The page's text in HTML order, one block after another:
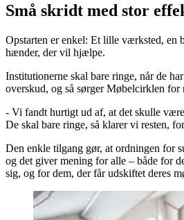
Små skridt med stor
Opstarten er enkel: Et lille værksted, en
hænder, der vil hjælpe.
Institutionerne skal bare ringe, når de
overskud, og så sørger Møbelcirklen for
- Vi fandt hurtigt ud af, at det skulle
De skal bare ringe, så klarer vi resten,
Den enkle tilgang gør, at ordningen for
og det giver mening for alle – både for
sig, og for dem, der får udskiftet deres